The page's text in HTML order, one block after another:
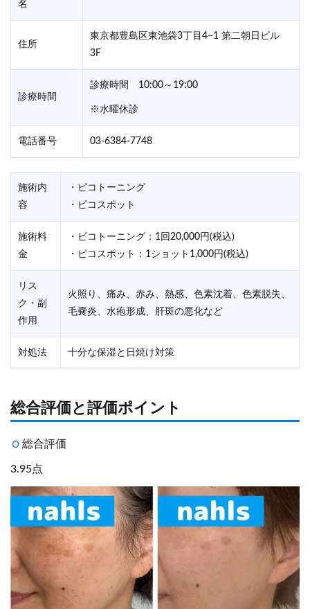
名
住所
東京都豊島区東池袋3丁目4−1 第二朝日ビル
3F
診療時間
診療時間 10:00～19:00
※水曜休診
電話番号 03-6384-7748
施術内
容
・ピコトーニング
・ピコスポット
施術料
金
・ピコトーニング：1回20,000円(税込)
・ピコスポット：1ショット1,000円(税込)
リス
ク・副
作用
火照り、痛み、赤み、熱感、色素沈着、色素脱失、
毛嚢炎、水疱形成、肝斑の悪化など
対処法 十分な保湿と日焼け対策
総合評価と評価ポイント
総合評価
3.95点